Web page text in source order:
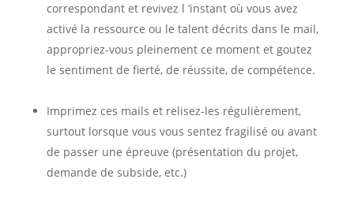
correspondant et revivez l ‘instant où vous avez
activé la ressource ou le talent décrits dans le mail,
appropriez-vous pleinement ce moment et goutez
le sentiment de fierté, de réussite, de compétence.
Imprimez ces mails et relisez-les régulièrement,
surtout lorsque vous vous sentez fragilisé ou avant
de passer une épreuve (présentation du projet,
demande de subside, etc.)